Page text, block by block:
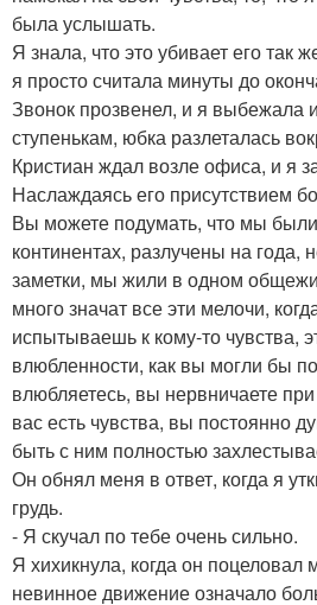
была услышать.
Я знала, что это убивает его так
я просто считала минуты до
Звонок прозвенел, и я выбежала
ступенькам, юбка разлеталась
Кристиан ждал возле офиса, и я
Наслаждаясь его присутствием
Вы можете подумать, что мы
континентах, разлучены на года,
заметки, мы жили в одном
много значат все эти мелочи,
испытываешь к кому-то чувства,
влюбленности, как вы могли бы
влюбляетесь, вы нервничаете
вас есть чувства, вы постоянно
быть с ним полностью
Он обнял меня в ответ, когда я
грудь.
- Я скучал по тебе очень сильно.
Я хихикнула, когда он поцеловал
невинное движение означало